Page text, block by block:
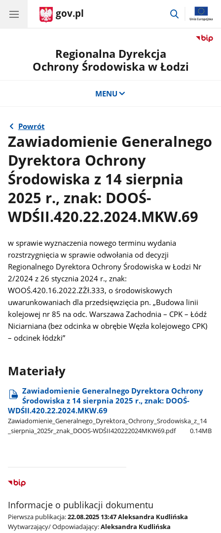
gov.pl
przejdź
Regionalna Dyrekcja
Ochrony Środowiska w Łodzi
MENU
Powrót
Zawiadomienie Generalnego
Dyrektora Ochrony
Środowiska z 14 sierpnia
2025 r., znak: DOOŚ-
WDŚII.420.22.2024.MKW.69
w sprawie wyznaczenia nowego terminu wydania
rozstrzygnięcia w sprawie odwołania od decyzji
Regionalnego Dyrektora Ochrony Środowiska w Łodzi Nr
2/2024 z 26 stycznia 2024 r., znak:
WOOŚ.420.16.2022.ZŻł.333, o środowiskowych
uwarunkowaniach dla przedsięwzięcia pn. „Budowa linii
kolejowej nr 85 na odc. Warszawa Zachodnia – CPK – Łódź
Niciarniana (bez odcinka w obrębie Węzła kolejowego CPK)
– odcinek łódzki”
Materiały
Zawiadomienie Generalnego Dyrektora Ochrony
Środowiska z 14 sierpnia 2025 r., znak: DOOŚ-
WDŚII.420.22.2024.MKW.69
Zawiadomienie​_Generalnego​_Dyrektora​_Ochrony​_Srodowiska​_z​_14​
_sierpnia​_2025r​_znak​_DOOS-WDŚII420222024MKW69.pdf
0.14MB
Informacje o publikacji dokumentu
Pierwsza publikacja:22.08.2025 13:47 Aleksandra Kudlińska
Wytwarzający/ Odpowiadający:Aleksandra Kudlińska